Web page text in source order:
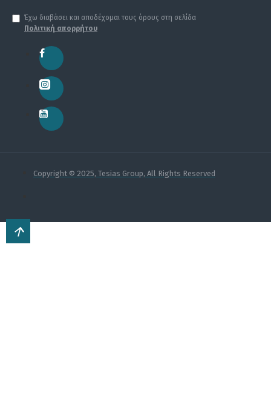
Έχω διαβάσει και αποδέχομαι τους όρους στη σελίδα
Πολιτική απορρήτου
Copyright © 2025, Tesias Group, All Rights Reserved